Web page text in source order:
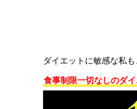
ダイエットに敏感な私も
食事制限一切なしのダ